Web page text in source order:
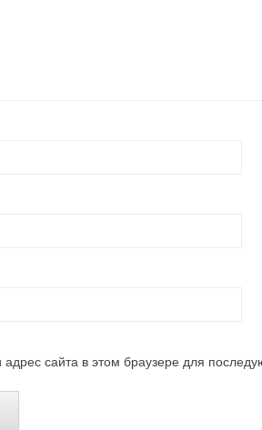
сайта в этом браузере для